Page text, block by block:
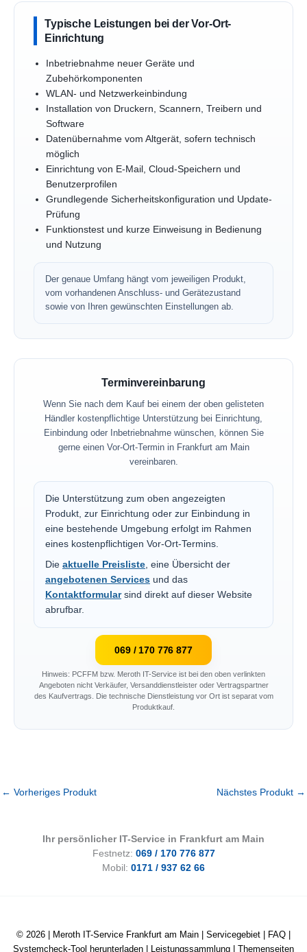
Typische Leistungen bei der Vor-Ort-
Einrichtung
Inbetriebnahme neuer Geräte und
Zubehörkomponenten
WLAN- und Netzwerkeinbindung
Installation von Druckern, Scannern, Treibern und
Software
Datenübernahme vom Altgerät, sofern technisch
möglich
Einrichtung von E-Mail, Cloud-Speichern und
Benutzerprofilen
Grundlegende Sicherheitskonfiguration und Update-
Prüfung
Funktionstest und kurze Einweisung in Bedienung
und Nutzung
Der genaue Umfang hängt vom jeweiligen Produkt,
vom vorhandenen Anschluss- und Gerätezustand
sowie von Ihren gewünschten Einstellungen ab.
Terminvereinbarung
Wenn Sie nach dem Kauf bei einem der oben gelisteten
Händler kostenpflichtige Unterstützung bei Einrichtung,
Einbindung oder Inbetriebnahme wünschen, können Sie
gerne einen Vor-Ort-Termin in Frankfurt am Main
vereinbaren.
Die Unterstützung zum oben angezeigten
Produkt, zur Einrichtung oder zur Einbindung in
eine bestehende Umgebung erfolgt im Rahmen
eines kostenpflichtigen Vor-Ort-Termins.
Die aktuelle Preisliste , eine Übersicht der
angebotenen Services und das
Kontaktformularsind direkt auf dieser Website
abrufbar.
069 / 170 776 877
Hinweis: PCFFM bzw. Meroth IT-Service ist bei den oben verlinkten
Angeboten nicht Verkäufer, Versanddienstleister oder Vertragspartner
des Kaufvertrags. Die technische Dienstleistung vor Ort ist separat vom
Produktkauf.
← Vorheriges Produkt Nächstes Produkt →
Ihr persönlicher IT-Service in Frankfurt am Main
Festnetz: 069 / 170 776 877
Mobil: 0171 / 937 62 66
© 2026 | Meroth IT-Service Frankfurt am Main Servicegebiet FAQ
Systemcheck-Tool herunterladen
Leistungssammlung Themenseiten